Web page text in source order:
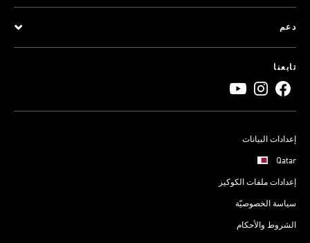
دعم
تابعنا
إعدادات البيانات
Qatar
إعدادات ملفات الكوكيز
سياسة الخصوصيّة
الشروط والأحكام